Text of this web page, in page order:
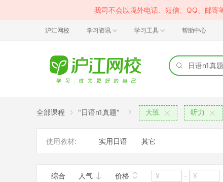
我司不会以境外电话、短信、QQ、邮寄
沪江网校 学习资讯 学习工具 帮助中心
全部课程 "日语n1真题" 大班 听力
使用教材: 实用日语 其它
综合 人气 价格 -